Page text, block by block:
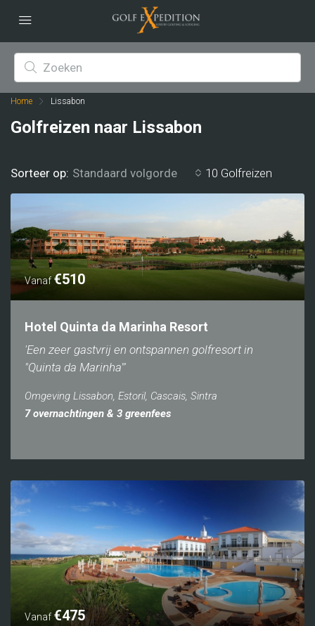
Home Lissabon
Golfreizen naar Lissabon
10 Golfreizen
Sorteer op: Standaard volgorde
Vanaf€510
Hotel Quinta da Marinha Resort
'Een zeer gastvrij en ontspannen golfresort in
"Quinta da Marinha"'
Omgeving Lissabon, Estoril, Cascais, Sintra
7 overnachtingen & 3 greenfees
Vanaf€475